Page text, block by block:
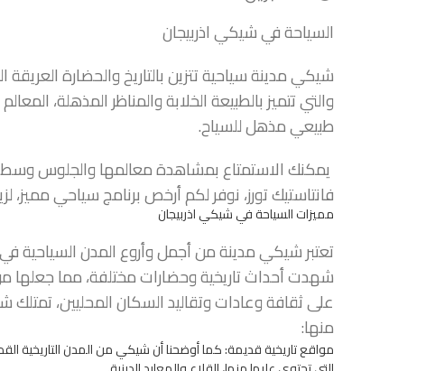
السياحة في شيكي اذربيجان
شيكي مدينة سياحية تتزين بالتاريخ والحضارة
والتي تتميز بالطبيعة الخلابة والمناظر المذهلة،
طبيعي مذهل للسياح.
يمكنك الاستمتاع بمشاهدة معالمها والجلوس وسط
فانتاستيك تورز، نوفر لكم أرخص برنامج سياحي
مميزات السياحة في شيكي اذربيجان
تعتبر شيكي مدينة من أجمل وأروع المدن السياحية في
شهدت أحداث تاريخية وحضارات مختلفة، مما جعلها
على ثقافة وعادات وتقاليد السكان المحليين،
منها:
مواقع تاريخية قديمة: كما أوضحنا أن شيكي من المدن التاريخية